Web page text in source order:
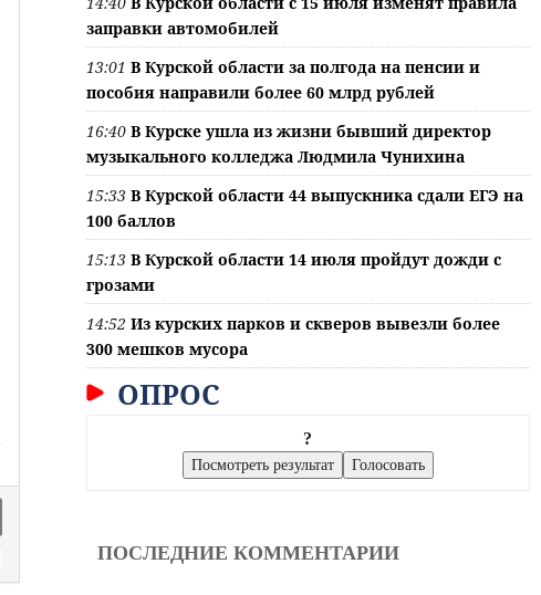
заправки автомобилей
13:01 В Курской области за полгода на пенсии и
пособия направили более 60 млрд рублей
16:40 В Курске ушла из жизни бывший директор
музыкального колледжа Людмила Чунихина
15:33 В Курской области 44 выпускника сдали ЕГЭ на
100 баллов
15:13 В Курской области 14 июля пройдут дожди с
грозами
14:52 Из курских парков и скверов вывезли более
300 мешков мусора
ОПРОС
?
ПОСЛЕДНИЕ КОММЕНТАРИИ